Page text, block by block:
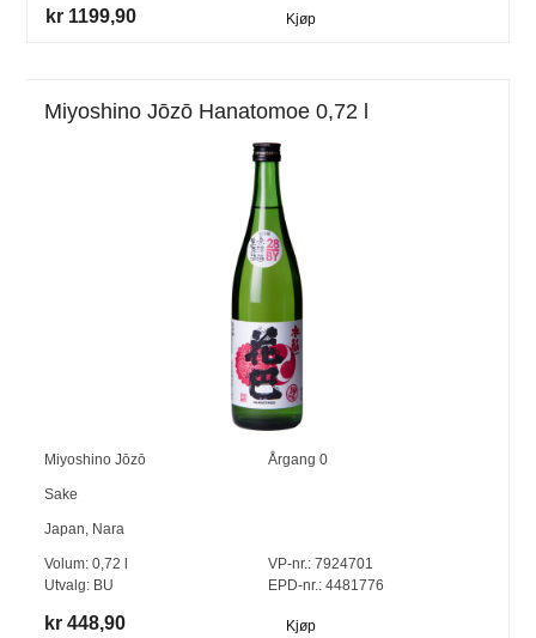
kr 1199,90 Kjøp
Miyoshino Jōzō Hanatomoe 0,72 l
Miyoshino Jōzō Årgang 0
Sake
Japan Nara
Volum:0,72 l
Utvalg: BU
VP-nr.:7924701
EPD-nr.: 4481776
kr 448,90 Kjøp